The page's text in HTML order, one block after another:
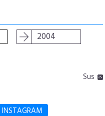
2004
Sus
INSTAGRAM